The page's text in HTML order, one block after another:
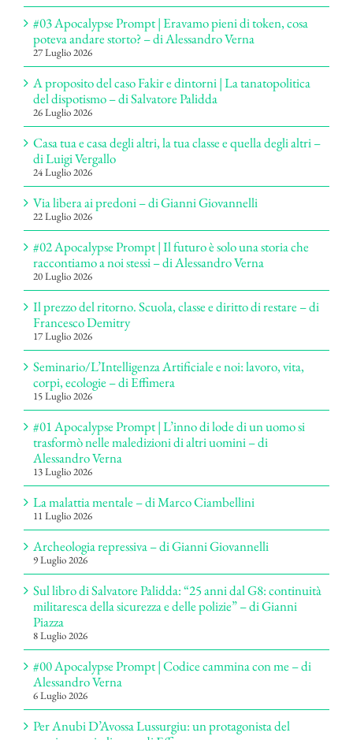
#03 Apocalypse Prompt | Eravamo pieni di token, cosa
poteva andare storto? – di Alessandro Verna
27 Luglio 2026
A proposito del caso Fakir e dintorni | La tanatopolitica
del dispotismo – di Salvatore Palidda
26 Luglio 2026
Casa tua e casa degli altri, la tua classe e quella degli altri –
di Luigi Vergallo
24 Luglio 2026
Via libera ai predoni – di Gianni Giovannelli
22 Luglio 2026
#02 Apocalypse Prompt | Il futuro è solo una storia che
raccontiamo a noi stessi – di Alessandro Verna
20 Luglio 2026
Il prezzo del ritorno. Scuola, classe e diritto di restare – di
Francesco Demitry
17 Luglio 2026
Seminario/L’Intelligenza Artificiale e noi: lavoro, vita,
corpi, ecologie – di Effimera
15 Luglio 2026
#01 Apocalypse Prompt | L’inno di lode di un uomo si
trasformò nelle maledizioni di altri uomini – di
Alessandro Verna
13 Luglio 2026
La malattia mentale – di Marco Ciambellini
11 Luglio 2026
Archeologia repressiva – di Gianni Giovannelli
9 Luglio 2026
Sul libro di Salvatore Palidda: “25 anni dal G8: continuità
militaresca della sicurezza e delle polizie” – di Gianni
Piazza
8 Luglio 2026
#00 Apocalypse Prompt | Codice cammina con me – di
Alessandro Verna
6 Luglio 2026
Per Anubi D’Avossa Lussurgiu: un protagonista del